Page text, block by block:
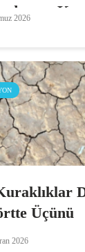
2026
Üçünü
2026